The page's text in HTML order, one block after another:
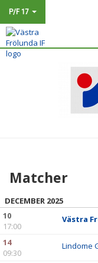
P/F 17
P/F 17
DOKUMENT
KONTAKT
Matcher
DECEMBER 2025
10
17:00
Västra
14
09:30
Lindome